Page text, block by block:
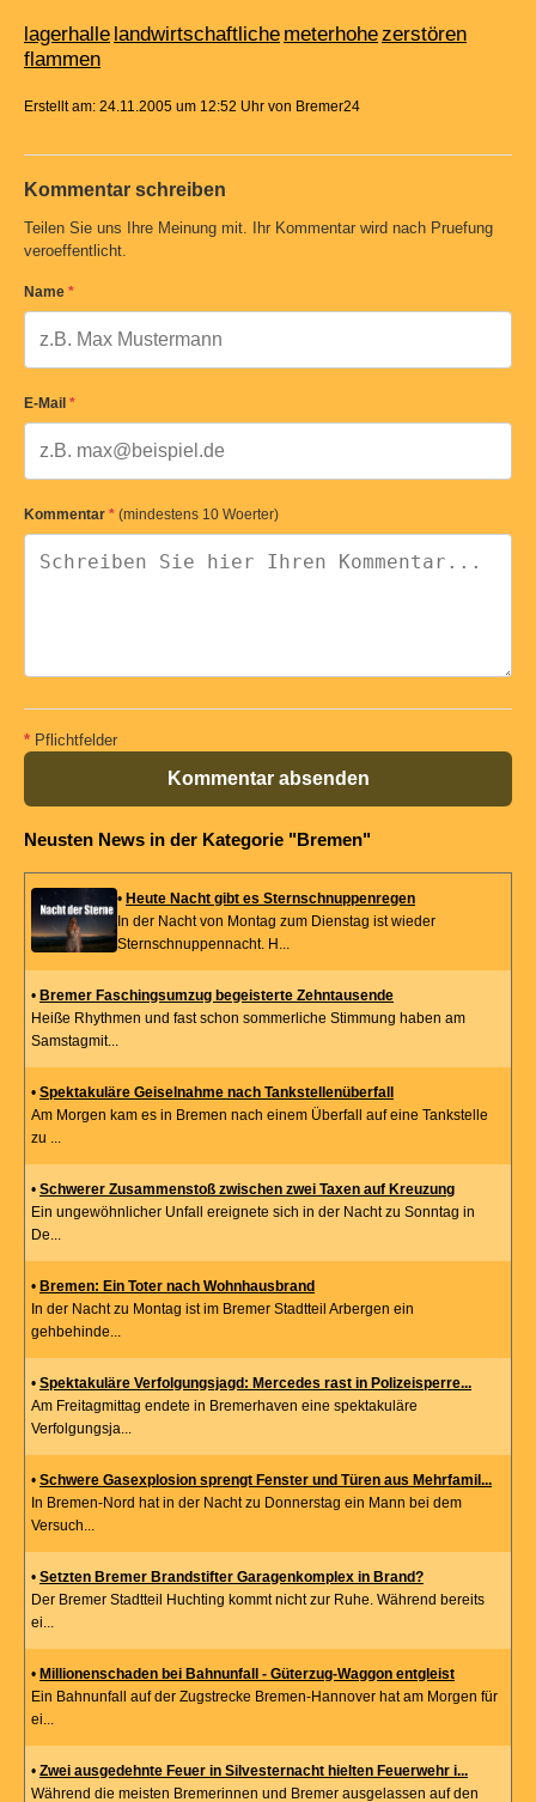
lagerhalle landwirtschaftliche meterhohezerstören
flammen
Erstellt am: 24.11.2005 um 12:52 Uhr von Bremer24
Kommentar schreiben
Teilen Sie uns Ihre Meinung mit. Ihr Kommentar wird nach Pruefung
veroeffentlicht.
Name *
E-Mail *
Kommentar * (mindestens 10 Woerter)
* Pflichtfelder
Kommentar absenden
Neusten News in der Kategorie "Bremen"
• Heute Nacht gibt es Sternschnuppenregen
In der Nacht von Montag zum Dienstag ist wieder
Sternschnuppennacht. H...
• Bremer Faschingsumzug begeisterte Zehntausende
Heiße Rhythmen und fast schon sommerliche Stimmung haben am
Samstagmit...
• Spektakuläre Geiselnahme nach Tankstellenüberfall
Am Morgen kam es in Bremen nach einem Überfall auf eine Tankstelle
zu ...
• Schwerer Zusammenstoß zwischen zwei Taxen auf Kreuzung
Ein ungewöhnlicher Unfall ereignete sich in der Nacht zu Sonntag in
De...
• Bremen: Ein Toter nach Wohnhausbrand
In der Nacht zu Montag ist im Bremer Stadtteil Arbergen ein
gehbehinde...
• Spektakuläre Verfolgungsjagd: Mercedes rast in Polizeisperre...
Am Freitagmittag endete in Bremerhaven eine spektakuläre
Verfolgungsja...
• Schwere Gasexplosion sprengt Fenster und Türen aus Mehrfamil...
In Bremen-Nord hat in der Nacht zu Donnerstag ein Mann bei dem
Versuch...
• Setzten Bremer Brandstifter Garagenkomplex in Brand?
Der Bremer Stadtteil Huchting kommt nicht zur Ruhe. Während bereits
ei...
• Millionenschaden bei Bahnunfall - Güterzug-Waggon entgleist
Ein Bahnunfall auf der Zugstrecke Bremen-Hannover hat am Morgen für
ei...
• Zwei ausgedehnte Feuer in Silvesternacht hielten Feuerwehr i...
Während die meisten Bremerinnen und Bremer ausgelassen auf den